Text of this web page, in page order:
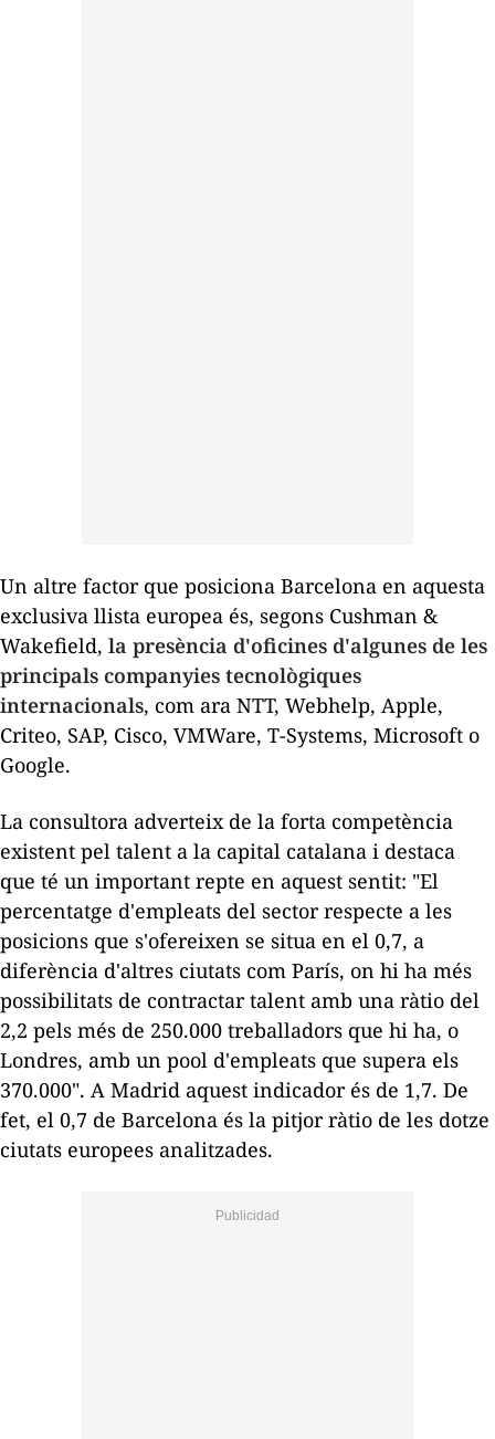
Un altre factor que posiciona Barcelona en aquesta
exclusiva llista europea és, segons Cushman &
Wakefield, la presència d'oficines d'algunes de les
principals companyies tecnològiques
internacionals, com ara NTT, Webhelp, Apple,
Criteo, SAP, Cisco, VMWare, T-Systems, Microsoft o
Google.
La consultora adverteix de la forta competència
existent pel talent a la capital catalana i destaca
que té un important repte en aquest sentit: "El
percentatge d'empleats del sector respecte a les
posicions que s'ofereixen se situa en el 0,7, a
diferència d'altres ciutats com París, on hi ha més
possibilitats de contractar talent amb una ràtio del
2,2 pels més de 250.000 treballadors que hi ha, o
Londres, amb un pool d'empleats que supera els
370.000". A Madrid aquest indicador és de 1,7. De
fet, el 0,7 de Barcelona és la pitjor ràtio de les dotze
ciutats europees analitzades.